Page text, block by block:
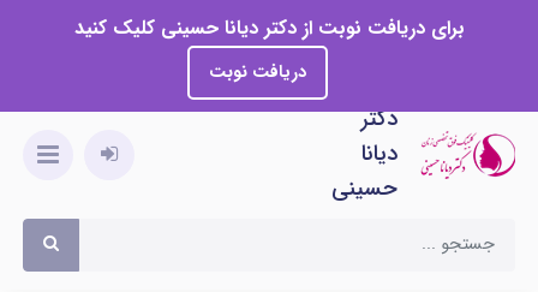
برای دریافت نوبت از دکتر دیانا حسینی کلیک کنید
دریافت نوبت
دکتر
دیانا
حسینی